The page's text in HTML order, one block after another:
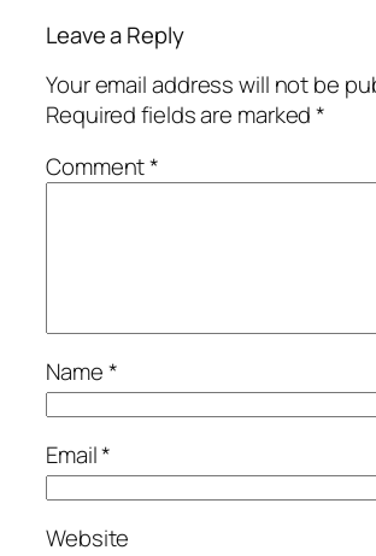
Leave a Reply
Your email address will not be
Required fields are marked*
Comment*
Name*
Email*
Website